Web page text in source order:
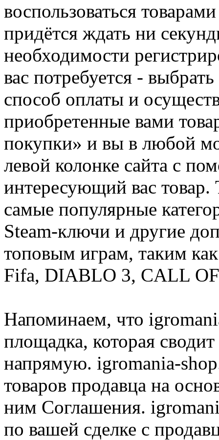
воспользоваться
придётся ждать ни
необходимости
вас потребуется -
способ оплаты и
приобретенные вами
покупки» и вы в любой
левой колонке сайта с
интересующий вас
самые популярные
Steam-ключи и другие
топовым играм, таким
Fifa, DIABLO 3, CALL
Напоминаем, что
площадка, которая
напрямую. igromania-
товаров продавца на
ним Соглашения.
по вашей сделке с